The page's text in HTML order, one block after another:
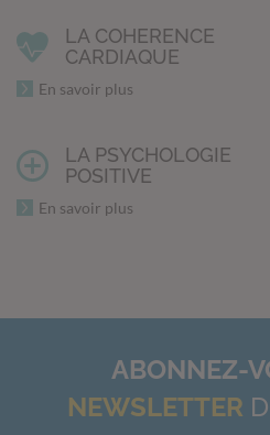
LA COHERENCE
CARDIAQUE
En savoir plus
LA PSYCHOLOGIE
POSITIVE
En savoir plus
ABONNEZ-
NEWSLETTER